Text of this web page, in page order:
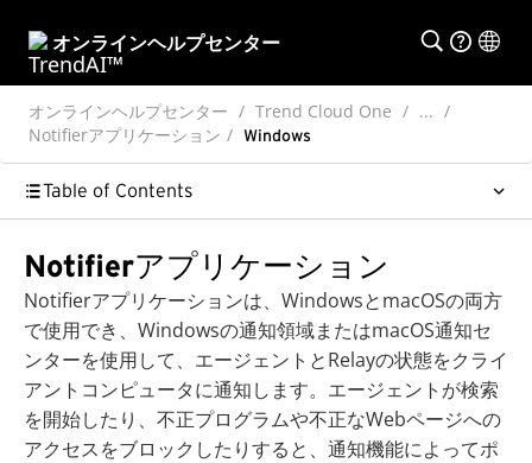
オンラインヘルプセンター
オンラインヘルプセンター Trend Cloud One
...
Notifierアプリケーション
Windows
Table of Contents
Notifierアプリケーション
Notifierアプリケーションは、WindowsとmacOSの両方
で使用でき、Windowsの通知領域またはmacOS通知セ
ンターを使用して、エージェントとRelayの状態をクライ
アントコンピュータに通知します。エージェントが検索
を開始したり、不正プログラムや不正なWebページへの
アクセスをブロックしたりすると、通知機能によってポ